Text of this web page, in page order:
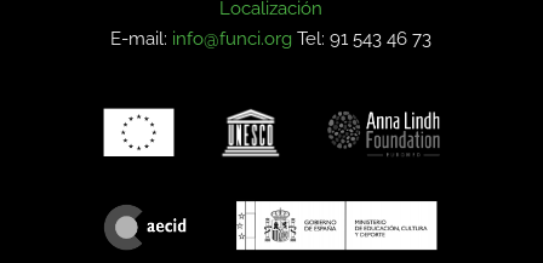
Localización
E-mail: info@funci.org Tel: 91 543 46 73